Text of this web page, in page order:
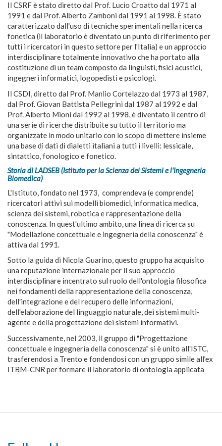
Il CSRF è stato diretto dal Prof. Lucio Croatto dal 1971 al
1991 e dal Prof. Alberto Zamboni dal 1991 al 1998. È stato
caratterizzato dall'uso di tecniche sperimentali nella ricerca
fonetica (il laboratorio è diventato un punto di riferimento per
tutti i ricercatori in questo settore per l'Italia) e un approccio
interdisciplinare totalmente innovativo che ha portato alla
costituzione di un team composto da linguisti, fisici acustici,
ingegneri informatici, logopedisti e psicologi.
Il CSDI, diretto dal Prof. Manlio Cortelazzo dal 1973 al 1987,
dal Prof. Giovan Battista Pellegrini dal 1987 al 1992 e dal
Prof. Alberto Mioni dal 1992 al 1998, è diventato il centro di
una serie di ricerche distribuite su tutto il territorio ma
organizzate in modo unitario con lo scopo di mettere insieme
una base di dati di dialetti italiani a tutti i livelli: lessicale,
sintattico, fonologico e fonetico.
Storia di LADSEB (Istituto per la Scienza dei Sistemi e l'Ingegneria
Biomedica)
L'Istituto, fondato nel 1973, comprendeva (e comprende)
ricercatori attivi sui modelli biomedici, informatica medica,
scienza dei sistemi, robotica e rappresentazione della
conoscenza. In quest'ultimo ambito, una linea di ricerca su
"Modellazione concettuale e ingegneria della conoscenza" è
attiva dal 1991.
Sotto la guida di Nicola Guarino, questo gruppo ha acquisito
una reputazione internazionale per il suo approccio
interdisciplinare incentrato sul ruolo dell'ontologia filosofica
nei fondamenti della rappresentazione della conoscenza,
dell'integrazione e del recupero delle informazioni,
dell'elaborazione del linguaggio naturale, dei sistemi multi-
agente e della progettazione dei sistemi informativi.
Successivamente, nel 2003, il gruppo di "Progettazione
concettuale e ingegneria della conoscenza" si è unito all'ISTC,
trasferendosi a Trento e fondendosi con un gruppo simile all'ex
ITBM-CNR per formare il laboratorio di ontologia applicata